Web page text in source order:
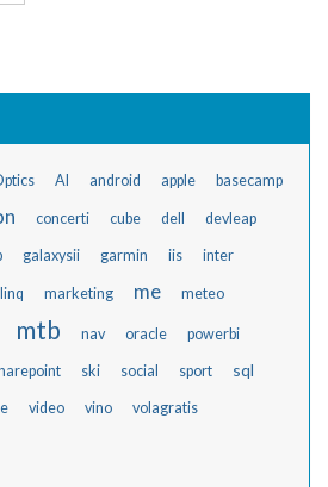
AI android apple basecamp
concerti cube dell devleap
galaxysii garmin iis inter
linq marketing me meteo
mtb nav oracle powerbi
ski social sport sql
video vino volagratis